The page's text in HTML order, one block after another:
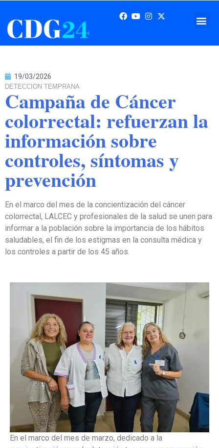
19/03/2026
DETECCION TEMPRANA
Campaña de Cáncer
colorrectal: refuerzan la
información sobre
controles, síntomas y
prevención
En el marco del mes de la concientización del cáncer
colorrectal, LALCEC y profesionales de la salud se unen para
informar a la población sobre la importancia de los hábitos
saludables, el fin de los estigmas en la consulta médica y
los controles a partir de los 45 años.
En el marco del mes de marzo, dedicado a la